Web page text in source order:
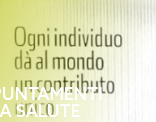
SALUTE